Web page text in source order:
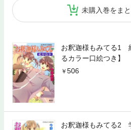
未購入巻をま
お釈迦様もみてる1
るカラー口絵つき】
506
お釈迦様もみてる2